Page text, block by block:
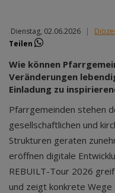
Dienstag, 02.06.2026 |
Teilen
Wie können
Veränderungen
Einladung zu
Pfarrgemeinden stehen
gesellschaftlichen und
Strukturen geraten
eröffnen digitale
REBUILT-Tour 2026
und zeigt konkrete